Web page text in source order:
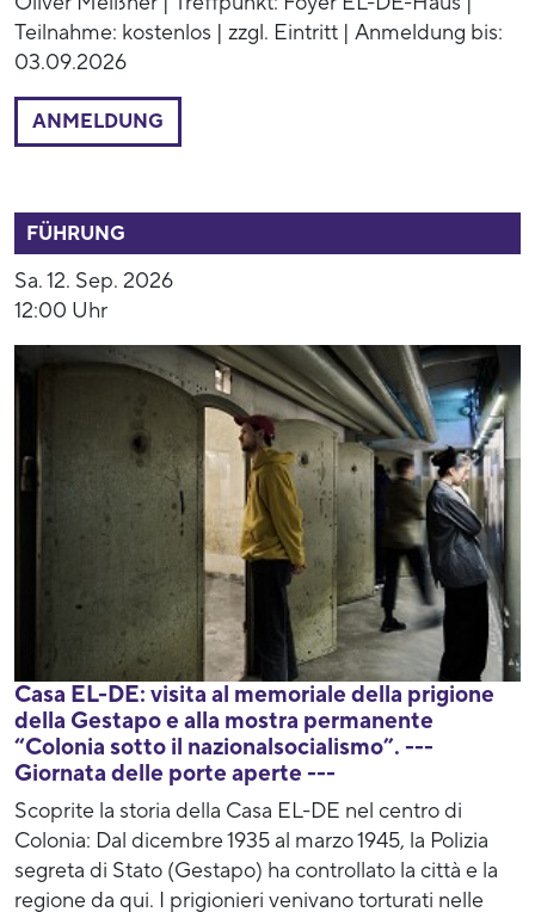
Teilnahme: kostenlos | zzgl. Eintritt | Anmeldung bis:
03.09.2026
ANMELDUNG
FÜHRUNG
Sa. 12. Sep. 2026
12:00 Uhr
Casa EL-DE: visita al memoriale della prigione
della Gestapo e alla mostra permanente
“Colonia sotto il nazionalsocialismo”. ---
Giornata delle porte aperte ---
Scoprite la storia della Casa EL-DE nel centro di
Colonia: Dal dicembre 1935 al marzo 1945, la Polizia
segreta di Stato (Gestapo) ha controllato la città e la
regione da qui. I prigionieri venivano torturati nelle